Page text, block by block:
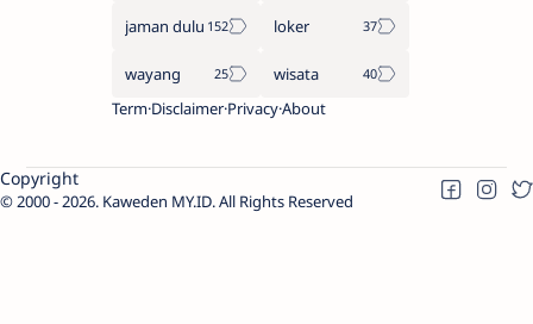
jaman dulu loker
wayang
wisata
Term Disclaimer PrivacyAbout
Copyright
2000 -2026. Kaweden MY.ID. All Rights Reserved